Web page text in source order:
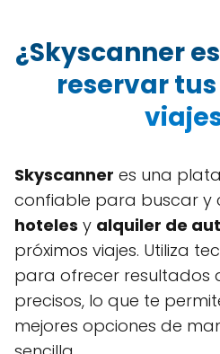
¿Skyscanner
reservar
Skyscanner es una
confiable para buscar y
hoteles y alquiler de
próximos viajes. Utiliza
para ofrecer resultados
precisos, lo que te
mejores opciones de